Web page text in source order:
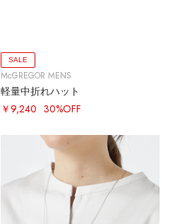
SALE
McGREGOR MENS
軽量中折れハット
￥9,240 30%OFF